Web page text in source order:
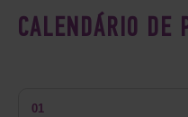
CALENDÁRIO DE
01